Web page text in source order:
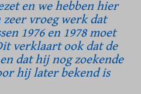
en we hebben hier
zeer vroeg werk dat
1976 en 1978 moet
verklaart ook dat de
dat hij nog zoekende
hij later bekend is